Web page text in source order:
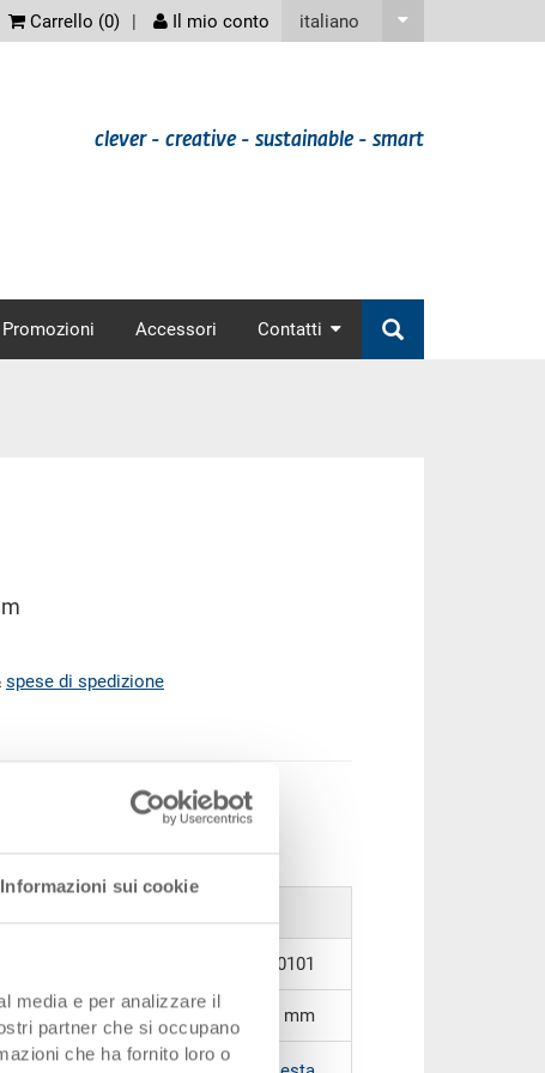
Informazioni sui cookie
media e per analizzare il
partner che si occupano
che ha fornito loro o
italiano
Carrello (0) Il mio conto
clever - creative - sustainable - smart
Promozioni Accessori Contatti
spese di spedizione
al carrello
40-64.5070.0101
600 x 400 x 25 mm